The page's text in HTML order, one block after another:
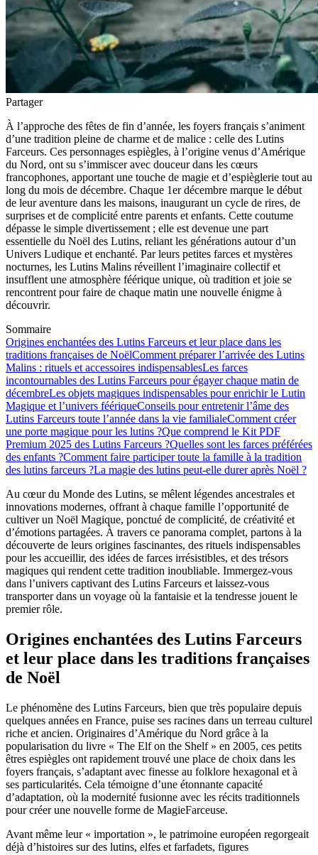
Partager
À l’approche des fêtes de fin d’année, les foyers français s’animent
d’une tradition pleine de charme et de malice : celle des Lutins
Farceurs. Ces personnages espiègles, à l’origine venus d’Amérique
du Nord, ont su s’immiscer avec douceur dans les cœurs
francophones, apportant une touche de magie et d’espièglerie tout au
long du mois de décembre. Chaque 1er décembre marque le début
de leur aventure dans les maisons, inaugurant un cycle de rires, de
surprises et de complicité entre parents et enfants. Cette coutume
dépasse le simple divertissement ; elle est devenue une part
essentielle du Noël des Lutins, reliant les générations autour d’un
Univers Ludique et enchanté. Par leurs petites farces et mystères
nocturnes, les Lutins Malins réveillent l’imaginaire collectif et
insufflent une atmosphère féérique unique, où tradition et joie se
rencontrent pour faire de chaque matin une nouvelle énigme à
découvrir.
Sommaire
Origines enchantées des Lutins Farceurs et leur place dans les
traditions françaises de NoëlComment préparer l’arrivée des Lutins
Malins : rituels et accessoires indispensablesLes farces
incontournables des Lutins Farceurs pour égayer chaque matin de
décembreLes objets magiques indispensables pour enrichir le Lutin
Magique et l’univers féériqueConseils pour entretenir l’âme des
Lutins Farceurs toute l’année dans la vie familialeComment créer
une porte magique pour les lutins ?Que comprend le Kit PDF
Premium 2025 des Lutins Farceurs ?Quelles sont les farces préférées
des enfants ?Comment faire participer toute la famille à la tradition
des lutins farceurs ?La magie des lutins peut-elle durer après Noël ?
Au cœur du Monde des Lutins, se mêlent légendes ancestrales et
innovations modernes, offrant à chaque famille l’opportunité de
cultiver un Noël Magique, ponctué de complicité, de créativité et
d’émotions partagées. À travers ce panorama complet, partons à la
découverte de leurs origines fascinantes, des rituels indispensables
pour les accueillir, des idées de farces irrésistibles, et des trésors
magiques qui rendent cette tradition inoubliable. Immergez-vous
dans l’univers captivant des Lutins Farceurs et laissez-vous
transporter dans un voyage où la fantaisie et la tendresse jouent le
premier rôle.
Origines enchantées des Lutins Farceurs
et leur place dans les traditions françaises
de Noël
Le phénomène des Lutins Farceurs, bien que très populaire depuis
quelques années en France, puise ses racines dans un terreau culturel
riche et ancien. Originaires d’Amérique du Nord grâce à la
popularisation du livre « The Elf on the Shelf » en 2005, ces petits
êtres espiègles ont rapidement trouvé une place de choix dans les
foyers français, s’adaptant avec finesse au folklore hexagonal et à
ses particularités. Cela témoigne d’une étonnante capacité
d’adaptation, où la modernité fusionne avec les récits traditionnels
pour créer une nouvelle forme de MagieFarceuse.
Avant même leur « importation », le patrimoine européen regorgeait
déjà d’histoires sur des lutins, elfes et farfadets, figures